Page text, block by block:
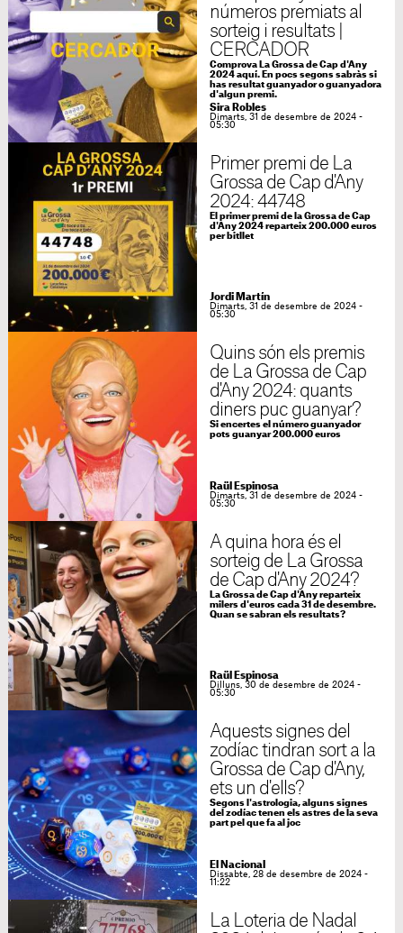
números premiats al
sorteig i resultats |
CERCADOR
Comprova La Grossa de Cap d'Any
2024 aquí. En pocs segons sabràs si
has resultat guanyador o guanyadora
d'algun premi.
Sira Robles
Dimarts, 31 de desembre de 2024 -
05:30
Primer premi de La
Grossa de Cap d'Any
2024: 44748
El primer premi de la Grossa de Cap
d'Any 2024 reparteix 200.000 euros
per bitllet
Jordi Martín
Dimarts, 31 de desembre de 2024 -
05:30
Quins són els premis
de La Grossa de Cap
d'Any 2024: quants
diners puc guanyar?
Si encertes el número guanyador
pots guanyar 200.000 euros
Raül Espinosa
Dimarts, 31 de desembre de 2024 -
05:30
A quina hora és el
sorteig de La Grossa
de Cap d'Any 2024?
La Grossa de Cap d'Any reparteix
milers d'euros cada 31 de desembre.
Quan se sabran els resultats?
Raül Espinosa
Dilluns, 30 de desembre de 2024 -
05:30
Aquests signes del
zodíac tindran sort a la
Grossa de Cap d'Any,
ets un d'ells?
Segons l'astrologia, alguns signes
del zodíac tenen els astres de la seva
part pel que fa al joc
El Nacional
Dissabte, 28 de desembre de 2024 -
11:22
La Loteria de Nadal